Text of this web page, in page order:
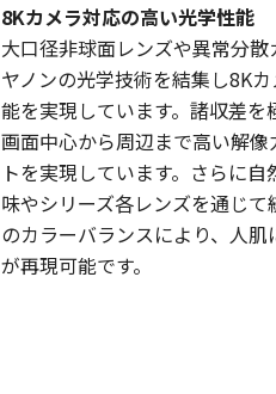
8Kカメラ対応の高い光学性能
大口径非球面レンズや異常分
ヤノンの光学技術を結集し8K
能を実現しています。諸収差を
画面中心から周辺まで高い解像
トを実現しています。さらに
味やシリーズ各レンズを通じ
のカラーバランスにより、人
が再現可能です。